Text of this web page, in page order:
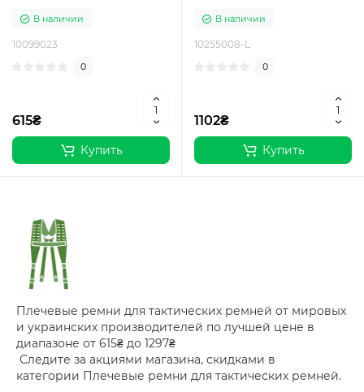
В наличии
10099023
0
615₴
Купить
В наличии
10255008-L
0
1102₴
Купить
Плечевые ремни для тактических ремней от мировых
и украинских производителей по лучшей цене в
диапазоне от 615₴ до 1297₴
Следите за акциями магазина, скидками в
категории Плечевые ремни для тактических ремней.